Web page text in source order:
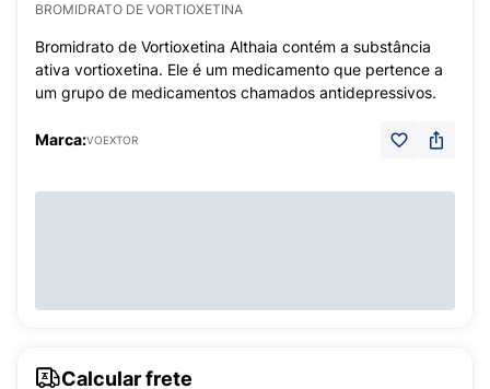
BROMIDRATO DE VORTIOXETINA
Bromidrato de Vortioxetina Althaia contém a substância
ativa vortioxetina. Ele é um medicamento que pertence a
um grupo de medicamentos chamados antidepressivos.
Marca:VOEXTOR
Calcular frete